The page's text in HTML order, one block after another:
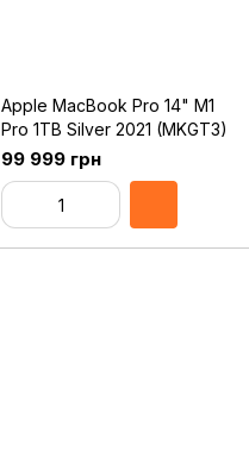
Apple MacBook Pro 14" M1
Pro 1TB Silver 2021 (MKGT3)
99 999 грн